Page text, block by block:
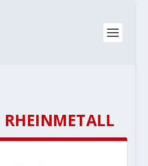
RHEINMETALL